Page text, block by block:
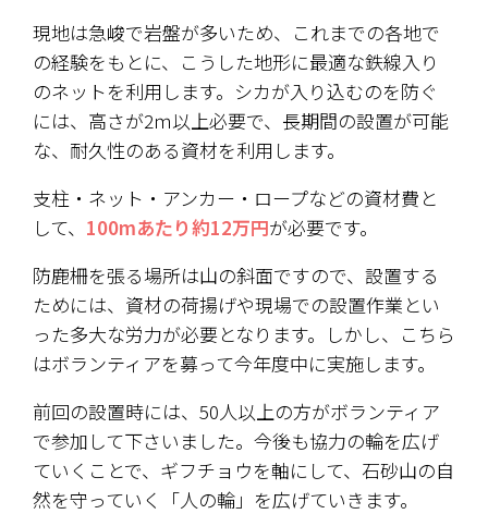
現地は急峻で岩盤が多いため、これまでの各地で
の経験をもとに、こうした地形に最適な鉄線入り
のネットを利用します。シカが入り込むのを防ぐ
には、高さが2ｍ以上必要で、長期間の設置が可能
な、耐久性のある資材を利用します。
支柱・ネット・アンカー・ロープなどの資材費と
して、 100mあたり約12万円が必要です。
防鹿柵を張る場所は山の斜面ですので、設置する
ためには、資材の荷揚げや現場での設置作業とい
った多大な労力が必要となります。しかし、こちら
はボランティアを募って今年度中に実施します。
前回の設置時には、50人以上の方がボランティア
で参加して下さいました。今後も協力の輪を広げ
ていくことで、ギフチョウを軸にして、石砂山の自
然を守っていく「人の輪」を広げていきます。